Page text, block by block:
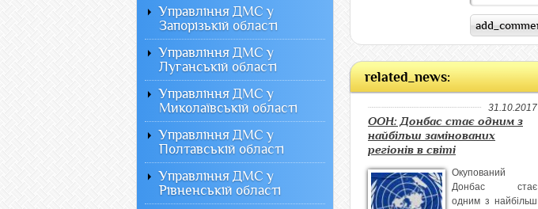
related_news:
31.10.2017
ООН: Донбас стає одним з
найбільш замінованих
регіонів в світі
Окупований
Донбас стає
одним з найбільш
Управління ДМС у
Запорізькій області
Управління ДМС у
Луганській області
Управління ДМС у
Миколаївській області
Управління ДМС у
Полтавській області
Управління ДМС у
Рівненській області